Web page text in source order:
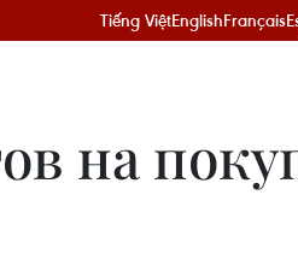
Tiếng ViệtEnglishFrançais
на